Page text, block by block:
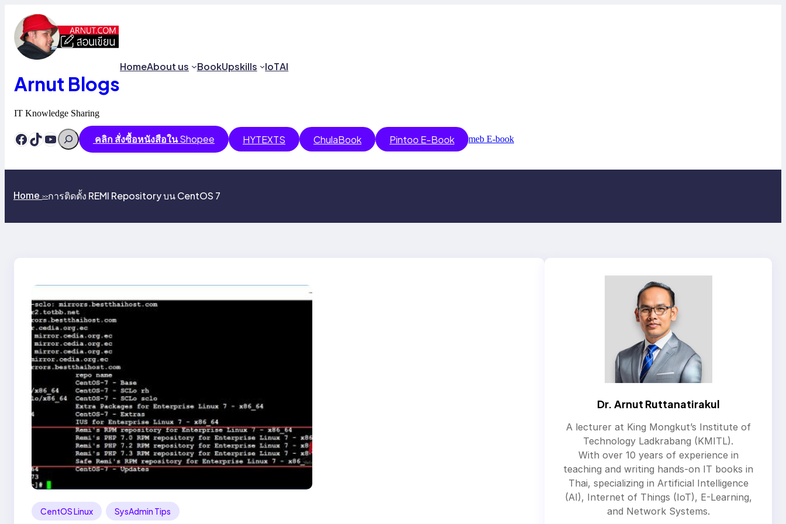
content
Arnut Blogs
IT Knowledge Sharing
HomeAbout us BookUpskills IoTAI
Facebook
TikTok
YouTube
Search คลิก สั่งซื้อหนังสือในShopee HYTEXTS ChulaBook Pintoo E-Book meb E-book
Home >>การติดตั้ง REMI Repository บน CentOS 7
CentOS Linux SysAdmin Tips
Dr. Arnut Ruttanatirakul
A lecturer at King Mongkut’s Institute of
Technology Ladkrabang (KMITL).
With over 10 years of experience in
teaching and writing hands-on IT books in
Thai, specializing in Artificial Intelligence
(AI), Internet of Things (IoT), E-Learning,
and Network Systems.